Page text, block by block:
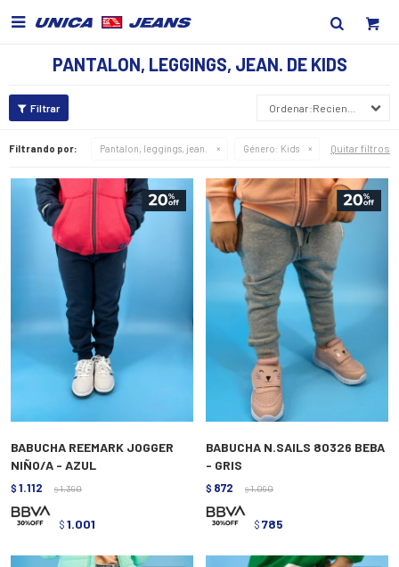

PANTALON, LEGGINGS, JEAN. DE KIDS
Recientes
Filtrando por: Pantalon, leggings, jean. Género: Kids Quitar filtros
BABUCHA REEMARK JOGGER
NIÑO/A - AZUL
$ 1.112 $ 1.390
$ 1.001
BABUCHA N.SAILS 80326 BEBA
- GRIS
$ 872 $ 1.090
$ 785